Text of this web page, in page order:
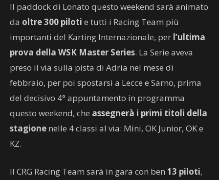
Il paddock di Lonato questo weekend sarà animato
da oltre 300 piloti e tutti i Racing Team più
importanti del Karting Internazionale, per l’ultima
prova della WSK Master Series. La Serie aveva
preso il via sulla pista di Adria nel mese di
febbraio, per poi spostarsi a Lecce e Sarno, prima
del decisivo 4° appuntamento in programma
questo weekend, che assegnerà i primi titoli della
stagione nelle 4 classi al via: Mini, OK Junior, OK e
KZ.
Il CRG Racing Team sarà in gara con ben 13 piloti,